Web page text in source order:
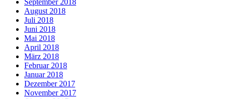
August 2018
Juli 2018
Juni 2018
Mai 2018
April 2018
März 2018
Februar 2018
Januar 2018
Dezember 2017
November 2017